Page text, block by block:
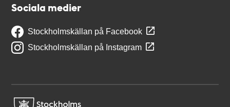
Sociala medier
Stockholmskällan på Facebook
Stockholmskällan på Instagram